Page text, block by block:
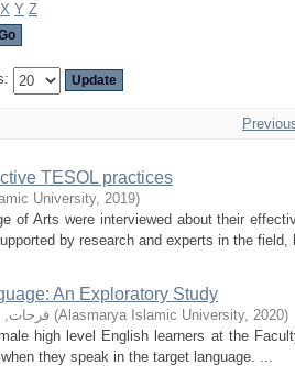
X Y Z
TESOL practices
University, 2019)
of Arts were interviewed about their
by research and experts in the field,
An Exploratory Study
فرحات, (Alasmarya Islamic University, 2020)
high level English learners at the
they speak in the target language. ...